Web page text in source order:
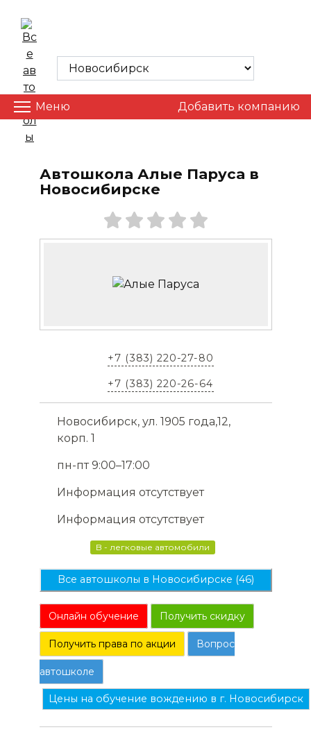
content
Меню Добавить компанию
Автошкола Алые Паруса в
Новосибирске
+7 (383) 220-27-80
+7 (383) 220-26-64
Новосибирск, ул. 1905 года,12,
корп. 1
пн-пт 9:00–17:00
Информация отсутствует
Информация отсутствует
B - легковые автомобили
Все автошколы в Новосибирске (46)
Онлайн обучение Получить скидку
Получить права по акции Вопрос
автошколе
Цены на обучение вождению в г. Новосибирск